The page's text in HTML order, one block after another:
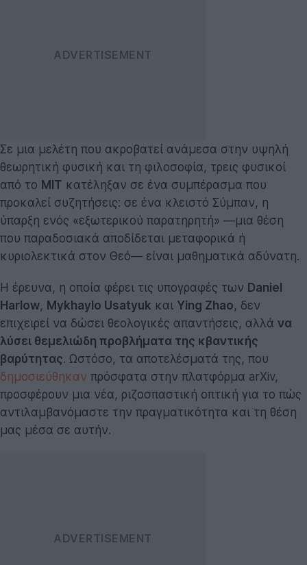
Σε μια μελέτη που ακροβατεί ανάμεσα στην υψηλή
θεωρητική φυσική και τη φιλοσοφία, τρεις φυσικοί
από το MIT κατέληξαν σε ένα συμπέρασμα που
προκαλεί συζητήσεις: σε ένα κλειστό Σύμπαν, η
ύπαρξη ενός «εξωτερικού παρατηρητή» —μια θέση
που παραδοσιακά αποδίδεται μεταφορικά ή
κυριολεκτικά στον Θεό— είναι μαθηματικά αδύνατη.
Η έρευνα, η οποία φέρει τις υπογραφές των Daniel
Harlow, Mykhaylo Usatyuk και Ying Zhao, δεν
επιχειρεί να δώσει θεολογικές απαντήσεις, αλλά να
λύσει θεμελιώδη προβλήματα της κβαντικής
βαρύτητας. Ωστόσο, τα αποτελέσματά της, που
δημοσιεύθηκαν πρόσφατα στην πλατφόρμα arXiv,
προσφέρουν μια νέα, ριζοσπαστική οπτική για το πώς
αντιλαμβανόμαστε την πραγματικότητα και τη θέση
μας μέσα σε αυτήν.